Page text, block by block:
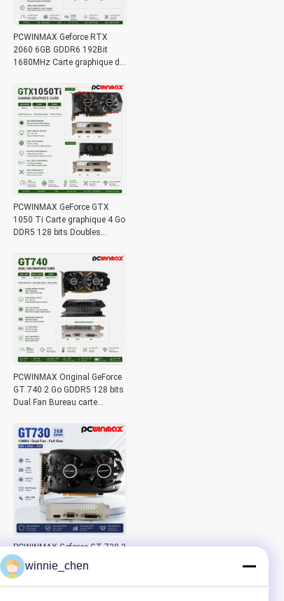
PCWINMAX Geforce RTX
2060 6GB GDDR6 192Bit
1680MHz Carte graphique de
HD / DP / DVI en stock pour
les ordinateurs de bureau
PCWINMAX GeForce GTX
1050 Ti Carte graphique 4 Go
DDR5 128 bits Doubles
MHz Fréquence 1050 Ti
Graphique de bureau
PCWINMAX Original GeForce
GT 740 2 Go GDDR5 128 bits
Dual Fan Bureau carte
PCWINMAX Geforce GT 730 2
Go DDR5 128 bits taille
complète GK108
VGA+HD+DVI Interface à
winnie_chen